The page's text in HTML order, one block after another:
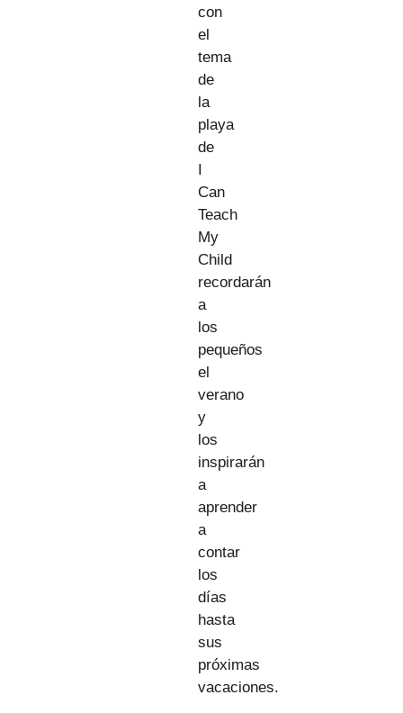
con
el
tema
de
la
playa
de
I
Can
Teach
My
Child
recordarán
a
los
pequeños
el
verano
y
los
inspirarán
a
aprender
a
contar
los
días
hasta
sus
próximas
vacaciones.